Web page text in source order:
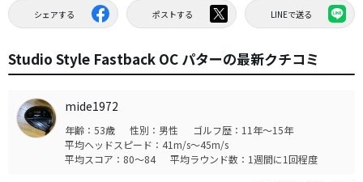
シェアする ポストする LINEで送る
Studio Style Fastback OC パターの最新クチコミ
mide1972
年齢：53歳 性別：男性
ゴルフ歴：11年～15年
平均ヘッドスピード：41m/s～45m/s
平均スコア：80～84
平均ラウンド数：1週間に1回程度